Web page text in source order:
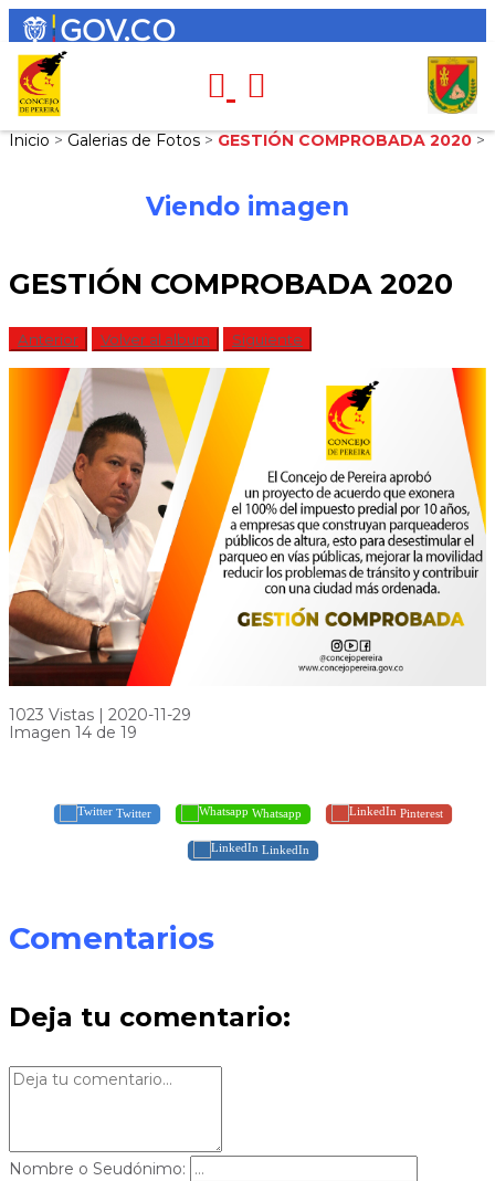
Inicio > Galerias de Fotos > GESTIÓN COMPROBADA 2020 >
Viendo imagen
GESTIÓN COMPROBADA 2020
Anterior Volver al album Siguiente
1023 Vistas | 2020-11-29
Imagen 14 de 19
Twitter Whatsapp Pinterest
LinkedIn
Comentarios
Deja tu comentario:
Nombre o Seudónimo: